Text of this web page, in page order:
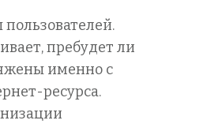
пребудет ли
именно с
ресурса.